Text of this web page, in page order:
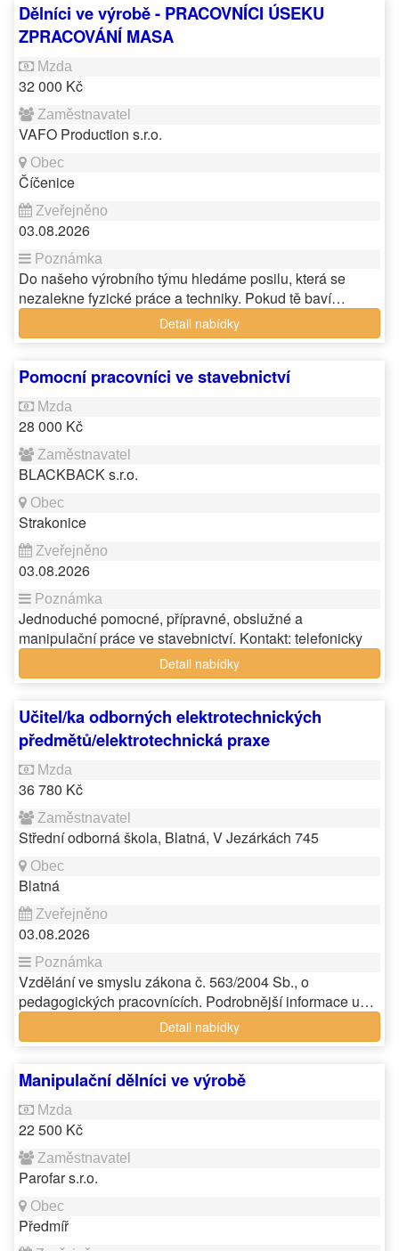
Dělníci ve výrobě - PRACOVNÍCI ÚSEKU
ZPRACOVÁNÍ MASA
32 000 Kč
VAFO Production s.r.o.
Číčenice
03.08.2026
Do našeho výrobního týmu hledáme posilu, která se
nezalekne fyzické práce a techniky. Pokud tě baví…
Detail nabídky
Pomocní pracovníci ve stavebnictví
28 000 Kč
BLACKBACK s.r.o.
Strakonice
03.08.2026
Jednoduché pomocné, přípravné, obslužné a
manipulační práce ve stavebnictví. Kontakt: telefonicky
Detail nabídky
Učitel/ka odborných elektrotechnických
předmětů/elektrotechnická praxe
36 780 Kč
Střední odborná škola, Blatná, V Jezárkách 745
Blatná
03.08.2026
Vzdělání ve smyslu zákona č. 563/2004 Sb., o
pedagogických pracovnících. Podrobnější informace u…
Detail nabídky
Manipulační dělníci ve výrobě
22 500 Kč
Parofar s.r.o.
Předmíř